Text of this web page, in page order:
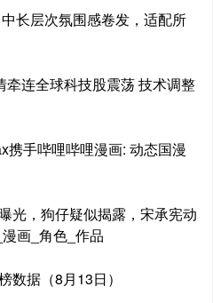
长层次氛围感卷发，适配所
牵连全球科技股震荡 技术调整
携手哔哩哔哩漫画: 动态国漫
光，狗仔疑似揭露，宋承宪动
画_角色_作品
数据（8月13日）